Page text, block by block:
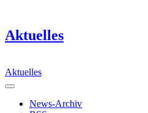
Aktuelles
Aktuelles
News-Archiv